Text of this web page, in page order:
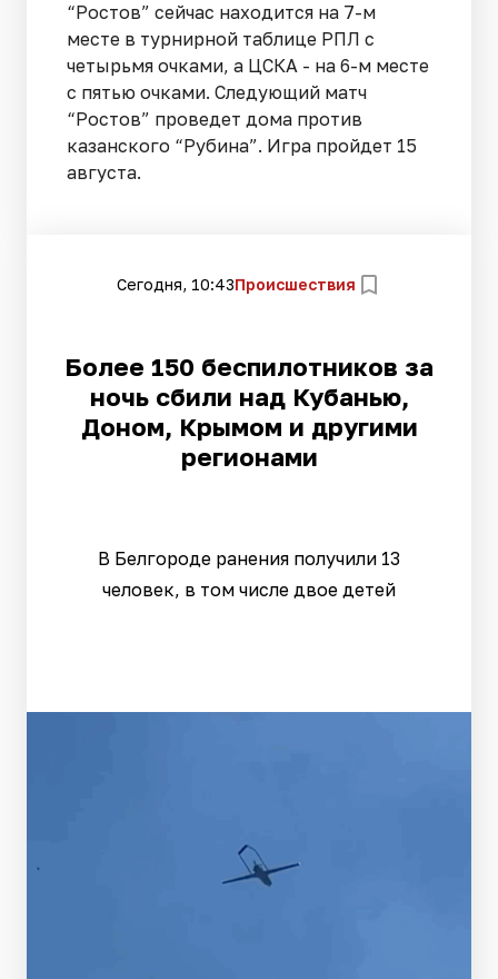
“Ростов” сейчас находится на 7-м
месте в турнирной таблице РПЛ с
четырьмя очками, а ЦСКА - на 6-м месте
с пятью очками. Следующий матч
“Ростов” проведет дома против
казанского “Рубина”. Игра пройдет 15
августа.
Сегодня, 10:43Происшествия
Более 150 беспилотников за
ночь сбили над Кубанью,
Доном, Крымом и другими
регионами
В Белгороде ранения получили 13
человек, в том числе двое детей